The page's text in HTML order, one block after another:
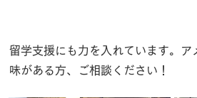
留学支援にも力を入れています。
味がある方、ご相談ください！